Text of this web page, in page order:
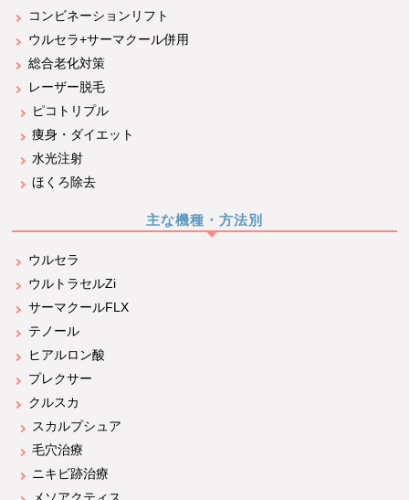
コンビネーションリフト
ウルセラ+サーマクール併用
総合老化対策
レーザー脱毛
ピコトリプル
痩身・ダイエット
水光注射
ほくろ除去
主な機種・方法別
ウルセラ
ウルトラセルZi
サーマクールFLX
テノール
ヒアルロン酸
プレクサー
クルスカ
スカルプシュア
毛穴治療
ニキビ跡治療